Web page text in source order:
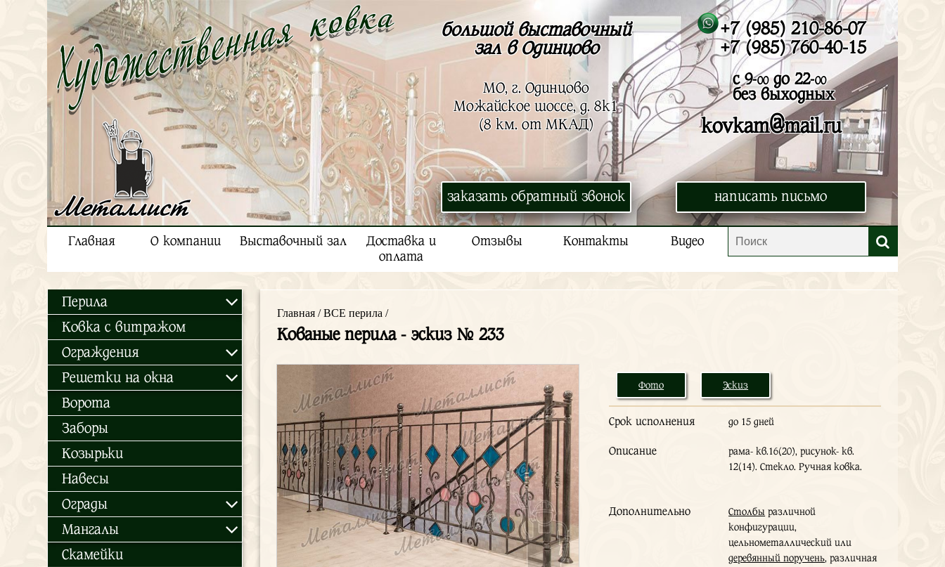
Металлист
+7 (985) 210-86-07
+7 (985) 760-40-15
с 9-00до 22-00
без выходных
kovkam@mail.ru
написать письмо
большой выставочный
зал в Одинцово
МО, г. Одинцово
Можайское шоссе, д. 8к1
(8 км. от МКАД)
заказать обратный звонок
Главная О компании Выставочный зал
Доставка и
оплата
Отзывы Контакты Видео
Перила
Ковка с витражом
Ограждения
Решетки на окна
Ворота
Заборы
Козырьки
Навесы
Ограды
Мангалы
Скамейки
Главная/ВСЕ перила /
Кованые перила - эскиз № 233
Фото Эскиз
Срок исполнения до 15 дней
Описание
рама- кв.16(20), рисунок- кв.
12(14). Стекло. Ручная ковка.
Дополнительно Столбы различной
конфигурации,
цельнометаллический или
деревянный поручень, различная